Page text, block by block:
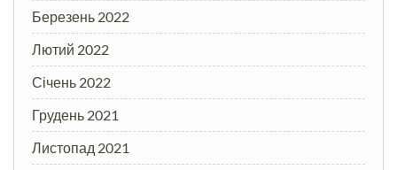
Березень 2022
Лютий 2022
Січень 2022
Грудень 2021
Листопад 2021